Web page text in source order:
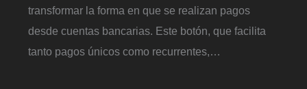
transformar la forma en que se realizan pagos
desde cuentas bancarias. Este botón, que facilita
tanto pagos únicos como recurrentes,…